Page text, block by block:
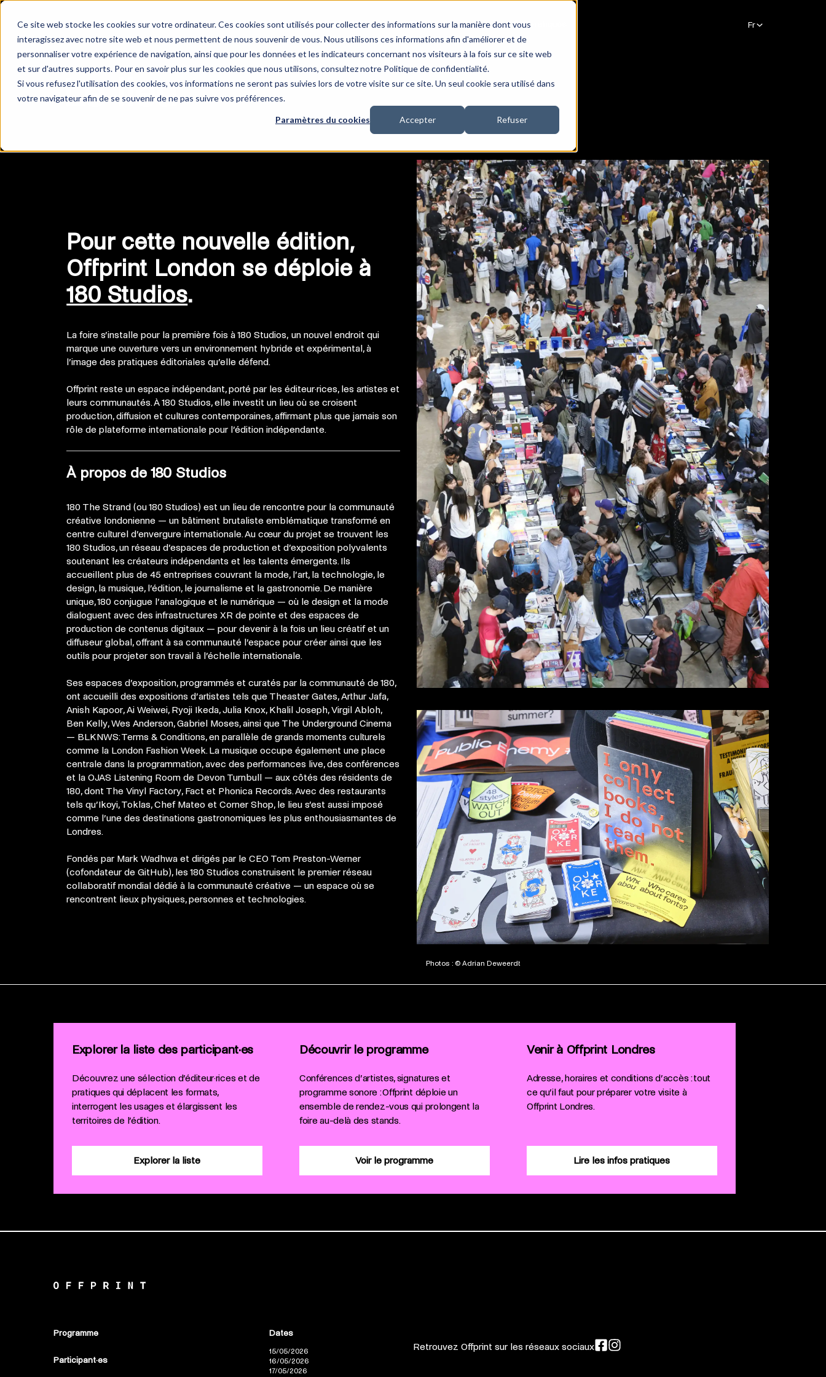
Ce site web stocke les cookies sur votre ordinateur. Ces cookies sont utilisés pour collecter des informations sur la manière dont vous
interagissez avec notre site web et nous permettent de nous souvenir de vous. Nous utilisons ces informations afin d'améliorer et de
personnaliser votre expérience de navigation, ainsi que pour les données et les indicateurs concernant nos visiteurs à la fois sur ce site web
et sur d'autres supports. Pour en savoir plus sur les cookies que nous utilisons, consultez notre Politique de confidentialité.
Si vous refusez l'utilisation des cookies, vos informations ne seront pas suivies lors de votre visite sur ce site. Un seul cookie sera utilisé dans
votre navigateur afin de se souvenir de ne pas suivre vos préférences.
Paramètres du cookies Accepter Refuser
Participant·es Programme Lieu Infos pratiques
Le lieu
Pour cette nouvelle édition,
Offprint London se déploie à
180 Studios.
La foire s’installe pour la première fois à 180 Studios, un nouvel endroit qui
marque une ouverture vers un environnement hybride et expérimental, à
l’image des pratiques éditoriales qu’elle défend.
Offprint reste un espace indépendant, porté par leséditeur·rices, les artistes et
leurs communautés. À 180 Studios, elle investit un lieu où se croisent
production, diffusion et cultures contemporaines, affirmant plus que jamais son
rôle de plateforme internationale pour l’édition indépendante.
À propos de 180 Studios
180 The Strand (ou 180 Studios) est un lieu de rencontre pour la communauté
créative londonienne — un bâtiment brutaliste emblématique transformé en
centre culturel d’envergure internationale. Au cœur du projet se trouvent les
180 Studios, un réseau d’espaces de production et d’exposition polyvalents
soutenant les créateurs indépendants et les talents émergents. Ils
accueillent plus de 45 entreprises couvrant la mode, l’art, la technologie, le
design, la musique, l’édition, le journalisme et la gastronomie. De manière
unique,180 conjugue l’analogique et le numérique — où le design et la mode
dialoguent avec des infrastructures XR de pointe et des espaces de
production de contenus digitaux — pour devenir à la fois un lieu créatif et un
diffuseur global, offrantà sa communauté l’espace pour créer ainsi que les
outils pour projeter son travail à l’échelle internationale.
Ses espaces d’exposition, programmés et curatés par la communauté de 180,
ont accueilli des expositions d’artistes tels que Theaster Gates, Arthur Jafa,
Anish Kapoor, Ai Weiwei, Ryoji Ikeda, Julia Knox, Khalil Joseph, Virgil Abloh,
Ben Kelly, Wes Anderson, Gabriel Moses, ainsi que The Underground Cinema
— BLKNWS: Terms & Conditions, en parallèle de grands moments culturels
comme la London Fashion Week. La musique occupe également une place
centrale dans la programmation, avec des performances live, des conférences
et la OJAS Listening Room de Devon Turnbull — aux côtés des résidents de
180, dont The Vinyl Factory, Fact et Phonica Records. Avec des restaurants
tels qu’Ikoyi, Toklas, Chef Mateo et Corner Shop, le lieu s’est aussi imposé
comme l’unedes destinations gastronomiques les plus enthousiasmantes de
Londres.
Fondés par Mark Wadhwa et dirigés par le CEO Tom Preston-Werner
(cofondateur de GitHub), les 180 Studios construisent le premier réseau
collaboratif mondial dédié à la communauté créative — un espace où se
rencontrent lieux physiques, personnes et technologies.
Photos : © Adrian Deweerdt
Explorer la liste des participant·es
Découvrez une sélection d’éditeur·rices et de
pratiques qui déplacent les formats,
interrogent les usages et élargissent les
territoires de l’édition.
Explorer la liste
Découvrir le programme
Conférences d’artistes, signatures et
programme sonore : Offprint déploie un
ensemble de rendez-vous qui prolongent la
foire au-delà des stands.
Voir le programme
Venir à Offprint Londres
Adresse, horaires et conditions d’accès : tout
ce qu’il faut pour préparer votre visite à
Offprint Londres.
Lire les infos pratiques
Programme
Participant·es
Dates
15/05/2026
16/05/2026
17/05/2026
Retrouvez Offprint sur les réseaux sociaux